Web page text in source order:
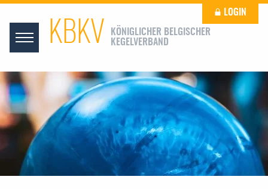
KBKV
KÖNIGLICHER BELGISCHER
KEGELVERBAND
LOGIN